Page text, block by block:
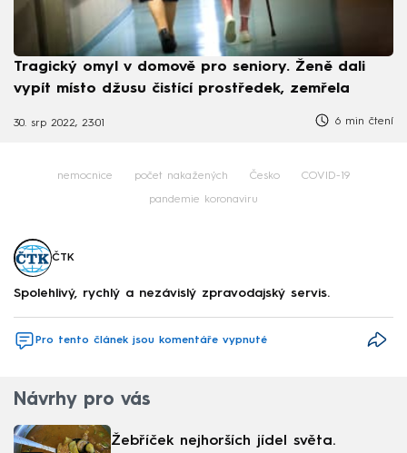
Tragický omyl v domově pro seniory. Ženě dali
vypít místo džusu čistící prostředek, zemřela
30. srp 2022, 23:01 6 min čtení
nemocnice počet nakažených Česko COVID-19
pandemie koronaviru
ČTK
Spolehlivý, rychlý a nezávislý zpravodajský servis.
Pro tento článek jsou komentáře vypnuté
Návrhy pro vás
Žebříček nejhorších jídel světa.